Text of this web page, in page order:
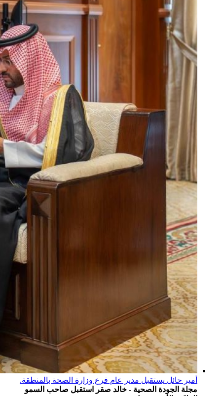
أمير حائل يستقبل مدير عام فرع وزارة الصحة بالمنطقة.
مجلة الجودة الصحية - خالد صقر استقبل صاحب السمو